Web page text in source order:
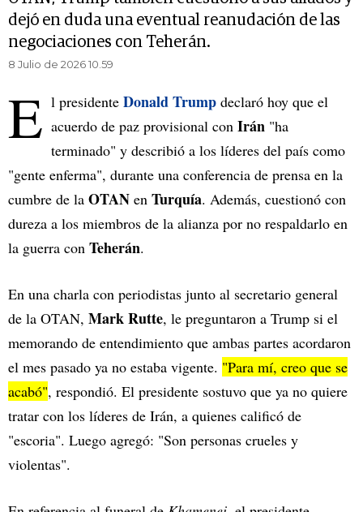
dejó en duda una eventual reanudación de las
negociaciones con Teherán.
8 Julio de 2026 10.59
E l presidente Donald Trump declaró hoy que el
acuerdo de paz provisional con Irán "ha
terminado" y describió a los líderes del país como
"gente enferma", durante una conferencia de prensa en la
cumbre de la OTAN en Turquía. Además, cuestionó con
dureza a los miembros de la alianza por no respaldarlo en
la guerra con Teherán.
En una charla con periodistas junto al secretario general
de la OTAN, Mark Rutte, le preguntaron a Trump si el
memorando de entendimiento que ambas partes acordaron
el mes pasado ya no estaba vigente. "Para mí, creo que se
acabó", respondió. El presidente sostuvo que ya no quiere
tratar con los líderes de Irán, a quienes calificó de
"escoria". Luego agregó: "Son personas crueles y
violentas".